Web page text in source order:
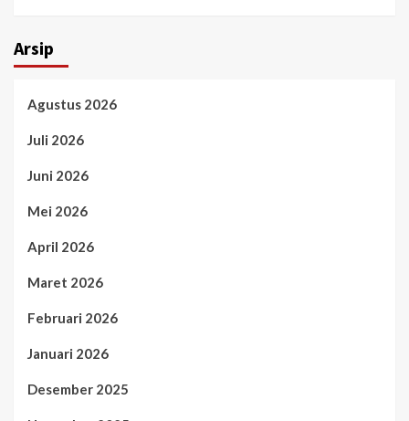
Arsip
Agustus 2026
Juli 2026
Juni 2026
Mei 2026
April 2026
Maret 2026
Februari 2026
Januari 2026
Desember 2025